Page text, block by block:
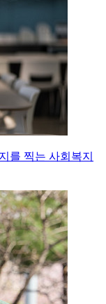
를 찍는 사회복지